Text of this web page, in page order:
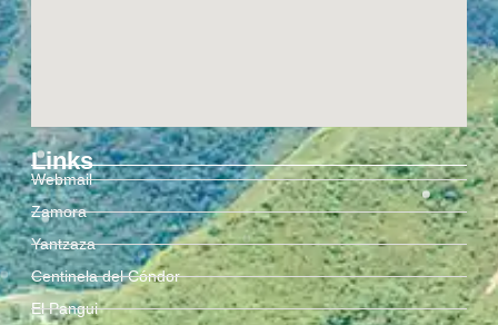
Links
Webmail
Zamora
Yantzaza
Centinela del Cóndor
El Pangui